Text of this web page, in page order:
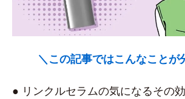
＼この記事ではこんなことが
● リンクルセラムの気になるその